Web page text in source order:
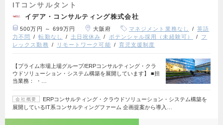
ITコンサルタント
イデア・コンサルティング株式会社
500万円 ～ 699万円 大阪府 マネジメント業務なし
英語
力不問
転勤なし 土日祝休み ポテンシャル採用（未経験可）
フ
レックス勤務
リモートワーク可能 育児支援制度
【プライム市場上場グループ/ERPコンサルティング・クラ
ウドソリューション・システム構築を展開しています】 ■担
当業務： ・…
会社概要
ERPコンサルティング・クラウドソリューション・システム構築を
展開しているIT系コンサルティングファーム 企画提案から導入…